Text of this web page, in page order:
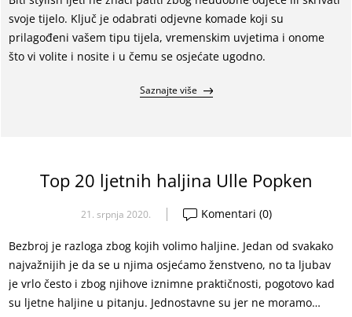
svoje tijelo. Ključ je odabrati odjevne komade koji su
prilagođeni vašem tipu tijela, vremenskim uvjetima i onome
što vi volite i nosite i u čemu se osjećate ugodno.
Saznajte više
Top 20 ljetnih haljina Ulle Popken
21. srpnja 2020. Komentari (0)
Bezbroj je razloga zbog kojih volimo haljine. Jedan od svakako
najvažnijih je da se u njima osjećamo ženstveno, no ta ljubav
je vrlo često i zbog njihove iznimne praktičnosti, pogotovo kad
su ljetne haljine u pitanju. Jednostavne su jer ne moramo